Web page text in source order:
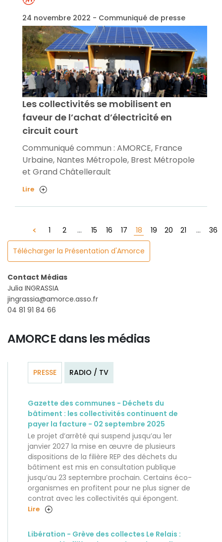
24 novembre 2022 - Communiqué de presse
Les collectivités se mobilisent en
faveur de l’achat d’électricité en
circuit court
Communiqué commun : AMORCE, France
Urbaine, Nantes Métropole, Brest Métropole
et Grand Châtellerault
Lire
1 2 ... 15 16 17 18 19 20 21 ... 36
Télécharger la Présentation d'Amorce
Contact Médias
Julia INGRASSIA
jingrassia@amorce.asso.fr
04 81 91 84 66
AMORCE dans les médias
PRESSE RADIO / TV
Gazette des communes - Déchets du
bâtiment : les collectivités continuent de
payer la facture - 02 septembre 2025
Le projet d’arrêté qui suspend jusqu’au 1er
janvier 2027 la mise en œuvre de plusieurs
dispositions de la filière REP des déchets du
bâtiment est mis en consultation publique
jusqu’au 23 septembre prochain. Certains éco-
organismes en profitent pour ne plus signer de
contrat avec les collectivités qui épongent.
Lire
Libération - Grève des collectes Le Relais :